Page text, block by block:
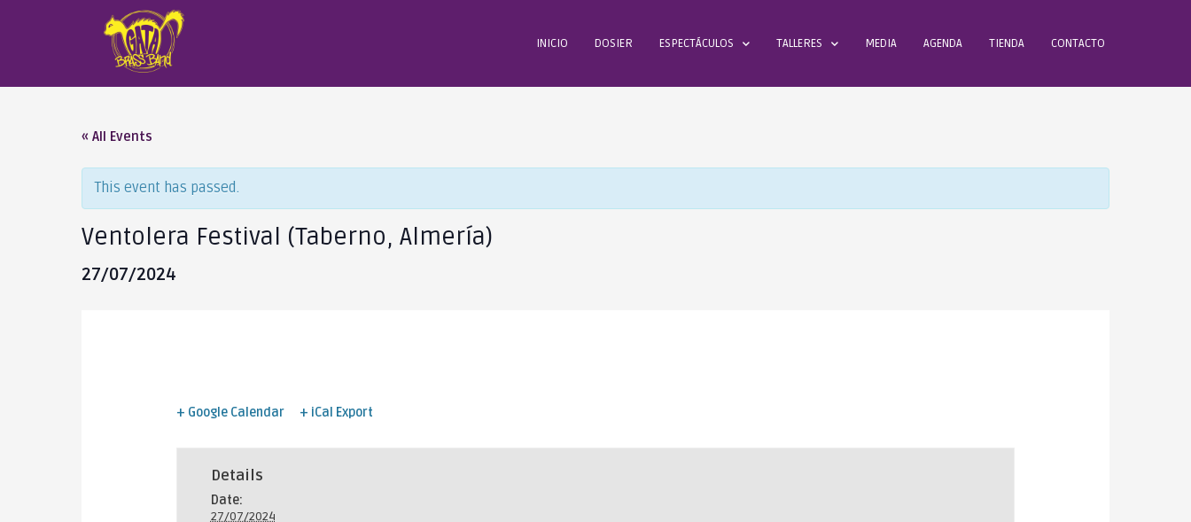
INICIO DOSIER ESPECTÁCULOS TALLERES MEDIA AGENDA TIENDA CONTACTO
« All Events
This event has passed.
Ventolera Festival (Taberno, Almería)
27/07/2024
+ Google Calendar + iCal Export
Details
Date:
27/07/2024